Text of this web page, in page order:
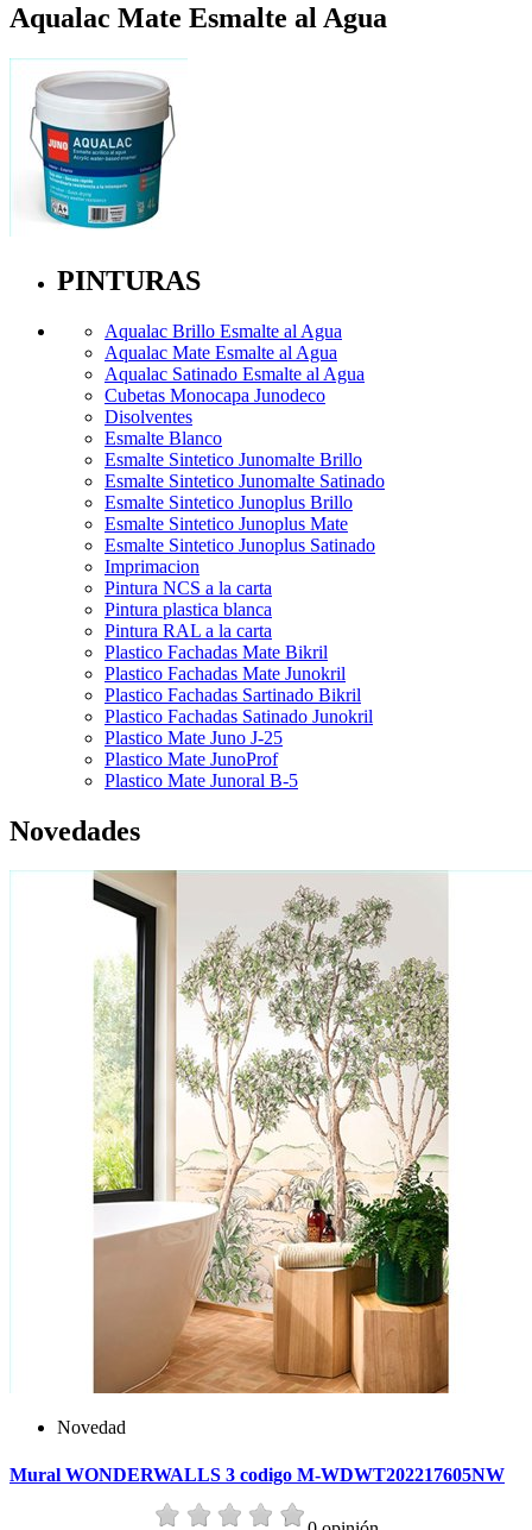
Aqualac Mate Esmalte al Agua
PINTURAS
Aqualac Brillo Esmalte al Agua
Aqualac Mate Esmalte al Agua
Aqualac Satinado Esmalte al Agua
Cubetas Monocapa Junodeco
Disolventes
Esmalte Blanco
Esmalte Sintetico Junomalte Brillo
Esmalte Sintetico Junomalte Satinado
Esmalte Sintetico Junoplus Brillo
Esmalte Sintetico Junoplus Mate
Esmalte Sintetico Junoplus Satinado
Imprimacion
Pintura NCS a la carta
Pintura plastica blanca
Pintura RAL a la carta
Plastico Fachadas Mate Bikril
Plastico Fachadas Mate Junokril
Plastico Fachadas Sartinado Bikril
Plastico Fachadas Satinado Junokril
Plastico Mate Juno J-25
Plastico Mate JunoProf
Plastico Mate Junoral B-5
Novedades
Novedad
Mural WONDERWALLS 3 codigo M-WDWT202217605NW